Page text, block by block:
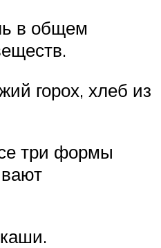
в общем
горох, хлеб из
три формы